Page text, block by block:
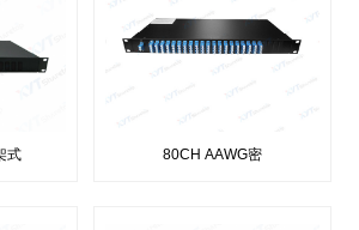
式 80CH AAWG密